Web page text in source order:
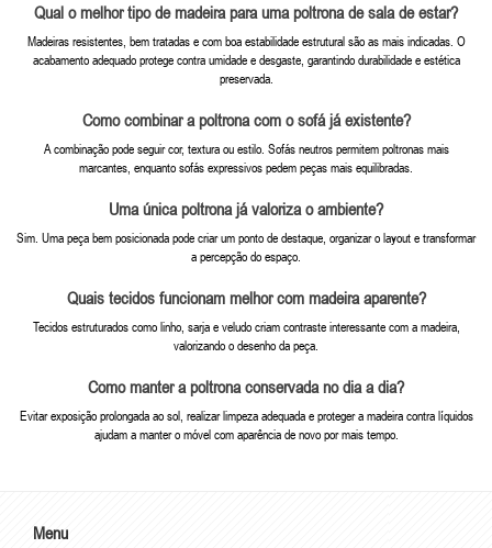
Qual o melhor tipo de madeira para uma poltrona de sala de estar?
Madeiras resistentes, bem tratadas e com boa estabilidade estrutural são as mais indicadas. O
acabamento adequado protege contra umidade e desgaste, garantindo durabilidade e estética
preservada.
Como combinar a poltrona com o sofá já existente?
A combinação pode seguir cor, textura ou estilo. Sofás neutros permitem poltronas mais
marcantes, enquanto sofás expressivos pedem peças mais equilibradas.
Uma única poltrona já valoriza o ambiente?
Sim. Uma peça bem posicionada pode criar um ponto de destaque, organizar o layout e transformar
a percepção do espaço.
Quais tecidos funcionam melhor com madeira aparente?
Tecidos estruturados como linho, sarja e veludo criam contraste interessante com a madeira,
valorizando o desenho da peça.
Como manter a poltrona conservada no dia a dia?
Evitar exposição prolongada ao sol, realizar limpeza adequada e proteger a madeira contra líquidos
ajudam a manter o móvel com aparência de novo por mais tempo.
Menu